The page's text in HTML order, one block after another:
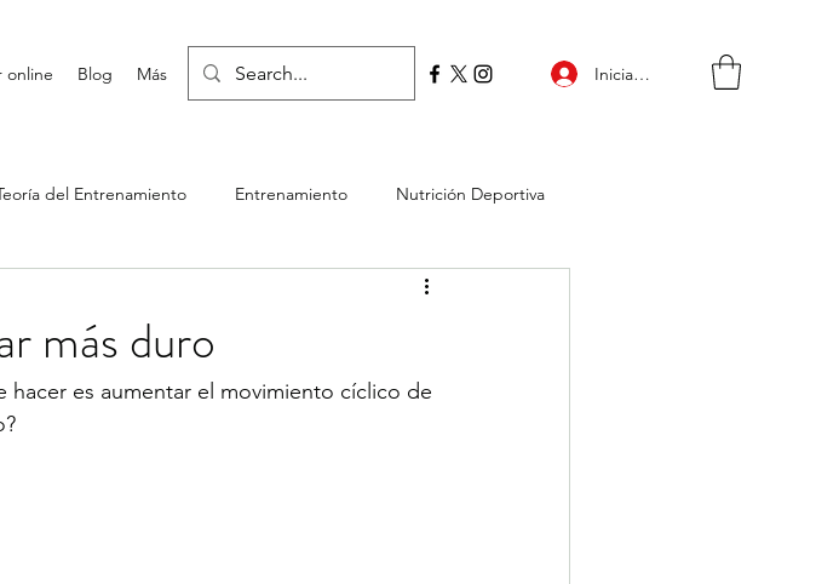
online Blog Más Iniciar sesión
del Entrenamiento Entrenamiento Nutrición Deportiva
más duro
es aumentar el movimiento cíclico de